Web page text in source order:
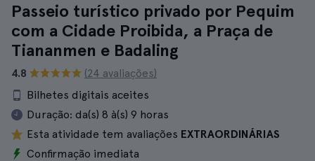
Passeio turístico privado por Pequim
com a Cidade Proibida, a Praça de
Tiananmen e Badaling
4.8
(24 avaliações)
Bilhetes digitais aceites
Duração: da(s) 8 à(s) 9 horas
Esta atividade tem avaliações EXTRAORDINÁRIAS
Confirmação imediata